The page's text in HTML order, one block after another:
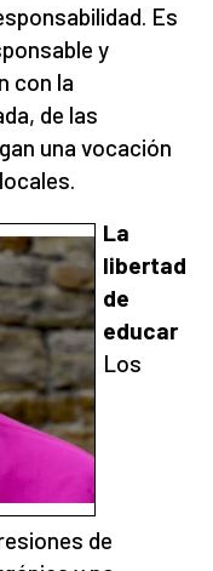
Es
y
con la
de las
una vocación
La
libertad
de
educar
Los
de